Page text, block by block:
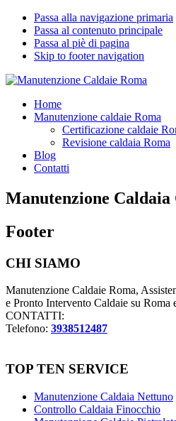
Passa alla navigazione primaria
Passa al contenuto principale
Passa al piè di pagina
Skip to footer navigation
Manutenzione Caldaie Roma
Pronto Intervento Caldaie Roma
Home
Manutenzione caldaie Roma
Certificazione caldaie
Revisione caldaia Roma
Blog
Contatti
Manutenzione Caldaia
Footer
CHI SIAMO
Manutenzione Caldaie Roma,
e Pronto Intervento Caldaie su
CONTATTI:
Telefono: 3938512487
TOP TEN SERVICE
Manutenzione Caldaia Nettuno
Controllo Caldaia Finocchio